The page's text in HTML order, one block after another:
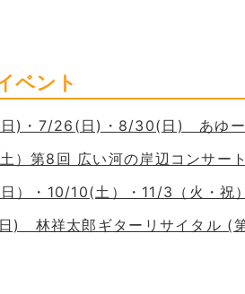
ベント
)・7/26(日)・8/30(日) あゆー
）第8回 広い河の岸辺コンサー
）・10/10(土）・11/3（火・
) 林祥太郎ギターリサイタル (